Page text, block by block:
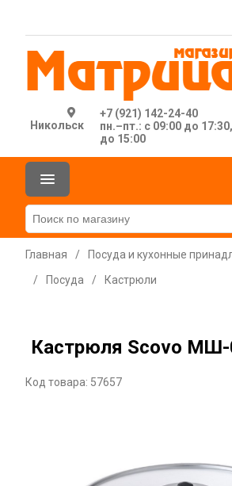
Никольск
+7 (921) 142-24-40
пн.–пт.: с 09:00 до
до 15:00
Главная /
Посуда и кухонные
/
Посуда / Кастрюли
Кастрюля Scovo МШ-
Код товара: 57657